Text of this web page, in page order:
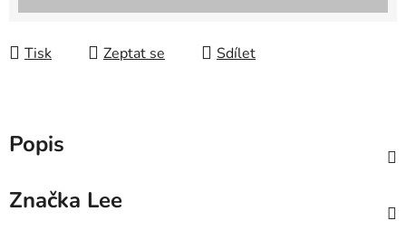
Tisk Zeptat se Sdílet
Popis
Značka Lee